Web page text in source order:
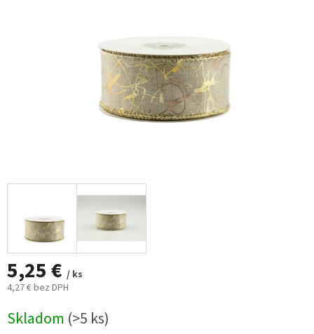
5,25 € / ks
4,27 € bez DPH
cena:
Skladom (>5 ks)